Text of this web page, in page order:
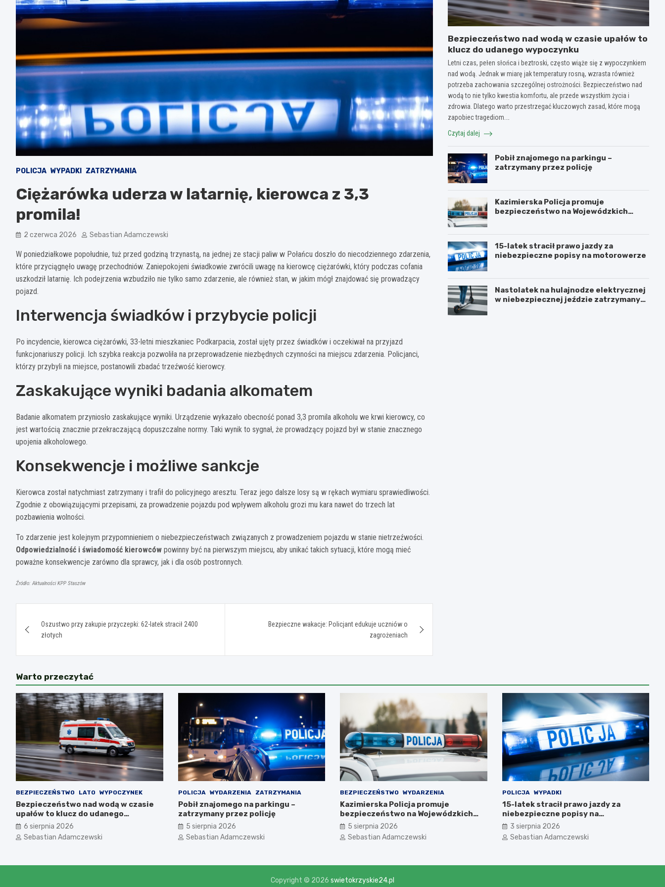
POLICJA WYPADKI ZATRZYMANIA
Ciężarówka uderza w latarnię, kierowca z 3,3
promila!
2 czerwca 2026 Sebastian Adamczewski
W poniedziałkowe popołudnie, tuż przed godziną trzynastą, na jednej ze stacji paliw w Połańcu doszło do niecodziennego zdarzenia,
które przyciągnęło uwagę przechodniów. Zaniepokojeni świadkowie zwrócili uwagę na kierowcę ciężarówki, który podczas cofania
uszkodził latarnię. Ich podejrzenia wzbudziło nie tylko samo zdarzenie, ale również stan, w jakim mógł znajdować się prowadzący
pojazd.
Interwencja świadków i przybycie policji
Po incydencie, kierowca ciężarówki, 33-letni mieszkaniec Podkarpacia, został ujęty przez świadków i oczekiwał na przyjazd
funkcjonariuszy policji. Ich szybka reakcja pozwoliła na przeprowadzenie niezbędnych czynności na miejscu zdarzenia. Policjanci,
którzy przybyli na miejsce, postanowili zbadać trzeźwość kierowcy.
Zaskakujące wyniki badania alkomatem
Badanie alkomatem przyniosło zaskakujące wyniki. Urządzenie wykazało obecność ponad 3,3 promila alkoholu we krwi kierowcy, co
jest wartością znacznie przekraczającą dopuszczalne normy. Taki wynik to sygnał, że prowadzący pojazd był w stanie znacznego
upojenia alkoholowego.
Konsekwencje i możliwe sankcje
Kierowca został natychmiast zatrzymany i trafił do policyjnego aresztu. Teraz jego dalsze losy są w rękach wymiaru sprawiedliwości.
Zgodnie z obowiązującymi przepisami, za prowadzenie pojazdu pod wpływem alkoholu grozi mu kara nawet do trzech lat
pozbawienia wolności.
To zdarzenie jest kolejnym przypomnieniem o niebezpieczeństwach związanych z prowadzeniem pojazdu w stanie nietrzeźwości.
Odpowiedzialność i świadomość kierowców powinny być na pierwszym miejscu, aby unikać takich sytuacji, które mogą mieć
poważne konsekwencje zarówno dla sprawcy, jak i dla osób postronnych.
Źródło: Aktualności KPP Staszów
wpisu
Oszustwo przy zakupie przyczepki: 62-latek stracił 2400
złotych
Bezpieczne wakacje: Policjant edukuje uczniów o
zagrożeniach
Bezpieczeństwo nad wodą w czasie upałów to
klucz do udanego wypoczynku
Letni czas, pełen słońca i beztroski, często wiąże się z wypoczynkiem
nad wodą. Jednak w miarę jak temperatury rosną, wzrasta również
potrzeba zachowania szczególnej ostrożności. Bezpieczeństwo nad
wodą to nie tylko kwestia komfortu, ale przede wszystkim życia i
zdrowia. Dlatego warto przestrzegać kluczowych zasad, które mogą
zapobiec tragediom.…
Czytaj dalej
Pobił znajomego na parkingu –
zatrzymany przez policję
Kazimierska Policja promuje
bezpieczeństwo na Wojewódzkich
15-latek stracił prawo jazdy za
niebezpieczne popisy na motorowerze
Nastolatek na hulajnodze elektrycznej
w niebezpiecznej jeździe zatrzymany
Warto przeczytać
BEZPIECZEŃSTWO LATO WYPOCZYNEK
Bezpieczeństwo nad wodą w czasie
upałów to klucz do udanego
wypoczynku
6 sierpnia 2026
Sebastian Adamczewski
POLICJA WYDARZENIA ZATRZYMANIA
Pobił znajomego na parkingu –
zatrzymany przez policję
5 sierpnia 2026
Sebastian Adamczewski
BEZPIECZEŃSTWO WYDARZENIA
Kazimierska Policja promuje
bezpieczeństwo na Wojewódzkich
Obchodach Święta Policji
5 sierpnia 2026
Sebastian Adamczewski
POLICJA WYPADKI
15-latek stracił prawo jazdy za
niebezpieczne popisy na
motorowerze
3 sierpnia 2026
Sebastian Adamczewski
Copyright © 2026 swietokrzyskie24.pl